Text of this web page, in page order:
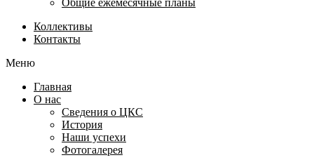
Общие ежемесячные планы
Коллективы
Контакты
Меню
Главная
О нас
Сведения о ЦКС
История
Наши успехи
Фотогалерея